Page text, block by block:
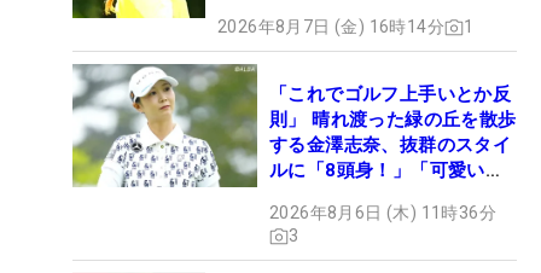
2026年8月7日 (金) 16時14分 1
「これでゴルフ上手いとか反
則」 晴れ渡った緑の丘を散歩
する金澤志奈、抜群のスタイ
ルに「8頭身！」「可愛いに
2026年8月6日 (木) 11時36分
3